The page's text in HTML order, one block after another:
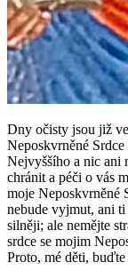
Dny očisty jsou již
Neposkvrněné
Nejvyššího a nic ani
chránit a péči o vás
moje Neposkvrněné
nebude vyjmut, ani
silněji; ale nemějte
srdce se mojim
Proto, mé děti,